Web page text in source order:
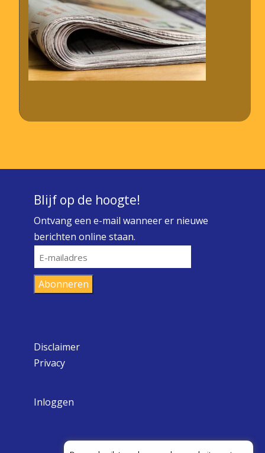
Blijf op de hoogte!
Ontvang een e-mail wanneer er nieuwe
berichten online staan.
E-
mailadres
Abonneren
Disclaimer
Privacy
Inloggen